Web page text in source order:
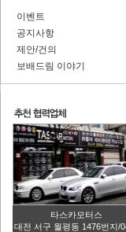
이벤트
공지사항
제안/건의
보배드림 이야기
타스카모터스
대전 서구 월평동 1476번지/